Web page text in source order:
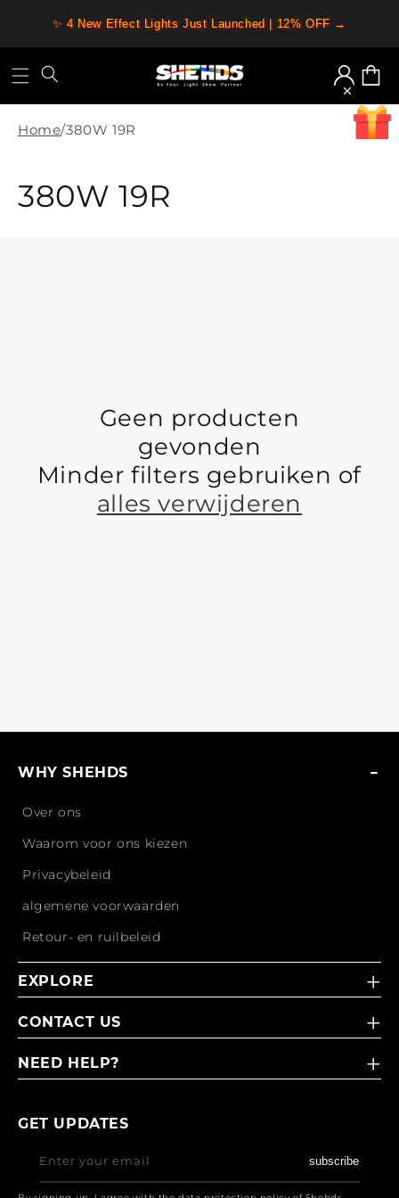
✨ 4 New Effect Lights Just Launched | 12% OFF →
naar de
content
Inloggen
Home/380W 19R
C
380W 19R
Geen producten
gevonden
Minder filters gebruiken of
alles verwijderen
WHY SHEHDS
Over ons
Waarom voor ons kiezen
Privacybeleid
algemene voorwaarden
Retour- en ruilbeleid
EXPLORE
CONTACT US
NEED HELP?
GET UPDATES
Enter your email subscribe